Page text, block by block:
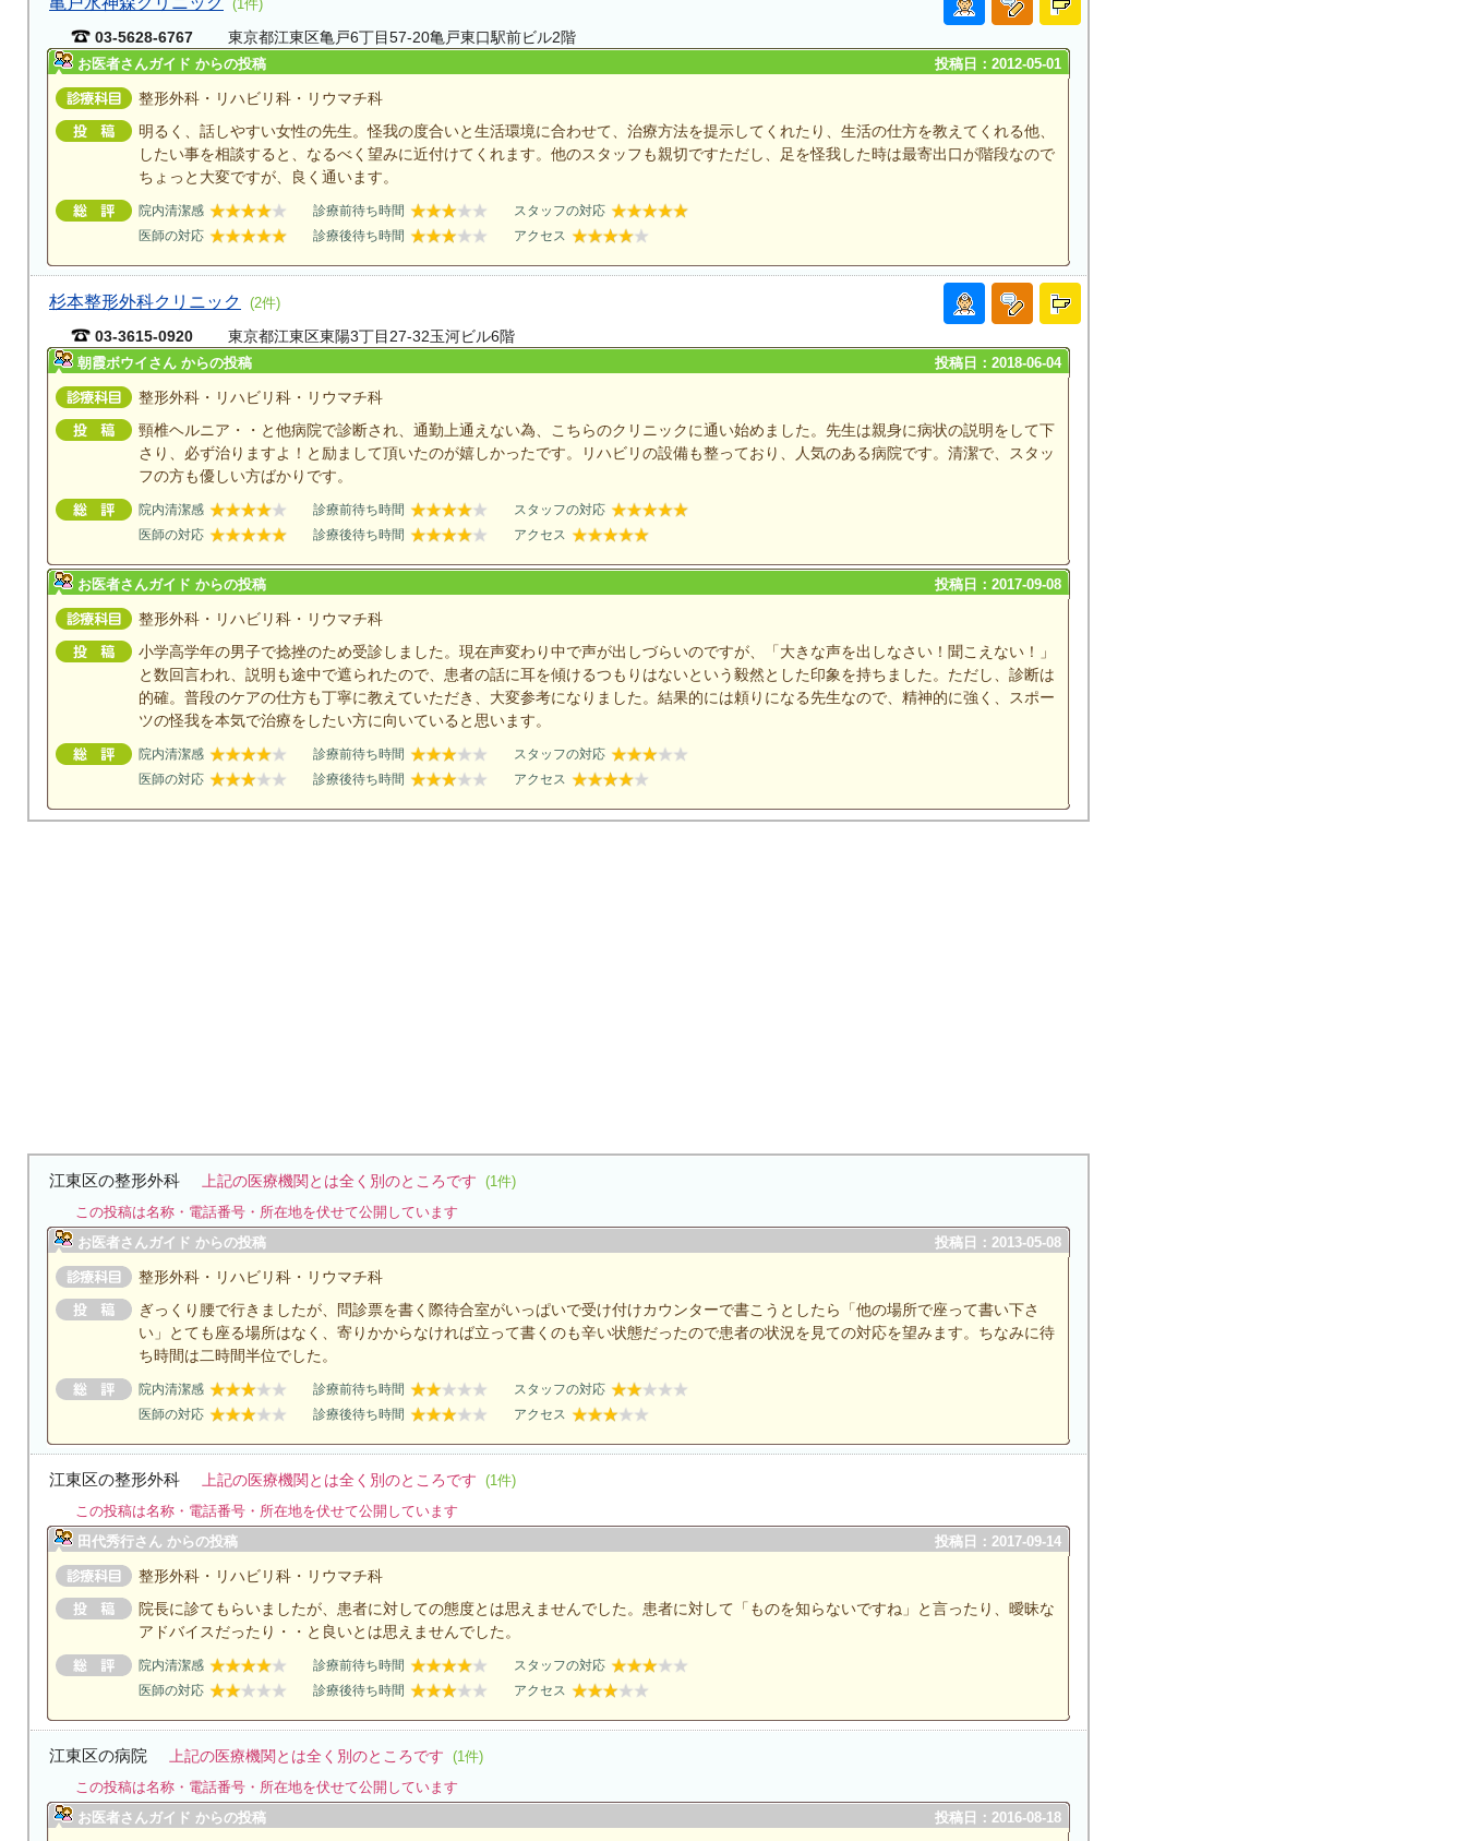
(1件)
03-5628-6767 東京都江東区亀戸6丁目57-20亀戸東口駅前ビル2階
お医者さんガイド からの投稿 投稿日：2012-05-01
整形外科・リハビリ科・リウマチ科
明るく、話しやすい女性の先生。怪我の度合いと生活環境に合わせて、治療方法を提示してくれたり、生活の仕方を教えてくれる他、
したい事を相談すると、なるべく望みに近付けてくれます。他のスタッフも親切ですただし、足を怪我した時は最寄出口が階段なので
ちょっと大変ですが、良く通います。
院内清潔感 診療前待ち時間
スタッフの対応
医師の対応
診療後待ち時間 アクセス
杉本整形外科クリニック (2件)
03-3615-0920 東京都江東区東陽3丁目27-32玉河ビル6階
朝霞ボウイさん からの投稿 投稿日：2018-06-04
整形外科・リハビリ科・リウマチ科
頸椎ヘルニア・・と他病院で診断され、通勤上通えない為、こちらのクリニックに通い始めました。先生は親身に病状の説明をして下
さり、必ず治りますよ！と励まして頂いたのが嬉しかったです。リハビリの設備も整っており、人気のある病院です。清潔で、スタッ
フの方も優しい方ばかりです。
院内清潔感 診療前待ち時間
スタッフの対応
医師の対応
診療後待ち時間 アクセス
お医者さんガイド からの投稿 投稿日：2017-09-08
整形外科・リハビリ科・リウマチ科
小学高学年の男子で捻挫のため受診しました。現在声変わり中で声が出しづらいのですが、「大きな声を出しなさい！聞こえない！」
と数回言われ、説明も途中で遮られたので、患者の話に耳を傾けるつもりはないという毅然とした印象を持ちました。ただし、診断は
的確。普段のケアの仕方も丁寧に教えていただき、大変参考になりました。結果的には頼りになる先生なので、精神的に強く、スポー
ツの怪我を本気で治療をしたい方に向いていると思います。
院内清潔感 診療前待ち時間
スタッフの対応
医師の対応
診療後待ち時間 アクセス
江東区の整形外科 上記の医療機関とは全く別のところです (1件)
この投稿は名称・電話番号・所在地を伏せて公開しています
お医者さんガイド からの投稿
投稿日：2013-05-08
整形外科・リハビリ科・リウマチ科
ぎっくり腰で行きましたが、問診票を書く際待合室がいっぱいで受け付けカウンターで書こうとしたら「他の場所で座って書い下さ
い」とても座る場所はなく、寄りかからなければ立って書くのも辛い状態だったので患者の状況を見ての対応を望みます。ちなみに待
ち時間は二時間半位でした。
院内清潔感 診療前待ち時間
スタッフの対応
医師の対応
診療後待ち時間 アクセス
江東区の整形外科 上記の医療機関とは全く別のところです (1件)
この投稿は名称・電話番号・所在地を伏せて公開しています
田代秀行さん からの投稿
投稿日：2017-09-14
整形外科・リハビリ科・リウマチ科
院長に診てもらいましたが、患者に対しての態度とは思えませんでした。患者に対して「ものを知らないですね」と言ったり、曖昧な
アドバイスだったり・・と良いとは思えませんでした。
院内清潔感 診療前待ち時間
スタッフの対応
医師の対応
診療後待ち時間 アクセス
江東区の病院 上記の医療機関とは全く別のところです (1件)
この投稿は名称・電話番号・所在地を伏せて公開しています
お医者さんガイド からの投稿
投稿日：2016-08-18